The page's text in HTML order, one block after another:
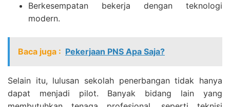
Berkesempatan bekerja dengan teknologi
modern.
Baca juga : Pekerjaan PNS Apa Saja?
Selain itu, lulusan sekolah penerbangan tidak hanya
dapat menjadi pilot. Banyak bidang lain yang